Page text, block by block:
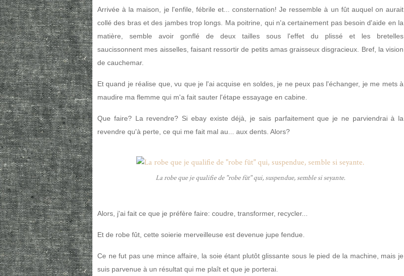
Arrivée à la maison, je l'enfile, fébrile et... consternation! Je ressemble à un fût auquel on aurait
collé des bras et des jambes trop longs. Ma poitrine, qui n'a certainement pas besoin d'aide en la
matière, semble avoir gonflé de deux tailles sous l'effet du plissé et les bretelles
saucissonnent mes aisselles, faisant ressortir de petits amas graisseux disgracieux. Bref, la vision
de cauchemar.
Et quand je réalise que, vu que je l'ai acquise en soldes, je ne peux pas l'échanger, je me mets à
maudire ma flemme qui m'a fait sauter l'étape essayage en cabine.
Que faire? La revendre? Si ebay existe déjà, je sais parfaitement que je ne parviendrai à la
revendre qu'à perte, ce qui me fait mal au... aux dents. Alors?
La robe que je qualifie de "robe fût" qui, suspendue, semble si seyante.
Alors, j'ai fait ce que je préfère faire: coudre, transformer, recycler...
Et de robe fût, cette soierie merveilleuse est devenue jupe fendue.
Ce ne fut pas une mince affaire, la soie étant plutôt glissante sous le pied de la machine, mais je
suis parvenue à un résultat qui me plaît et que je porterai.